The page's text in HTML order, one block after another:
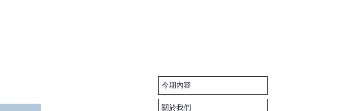
今期內容
關於我們